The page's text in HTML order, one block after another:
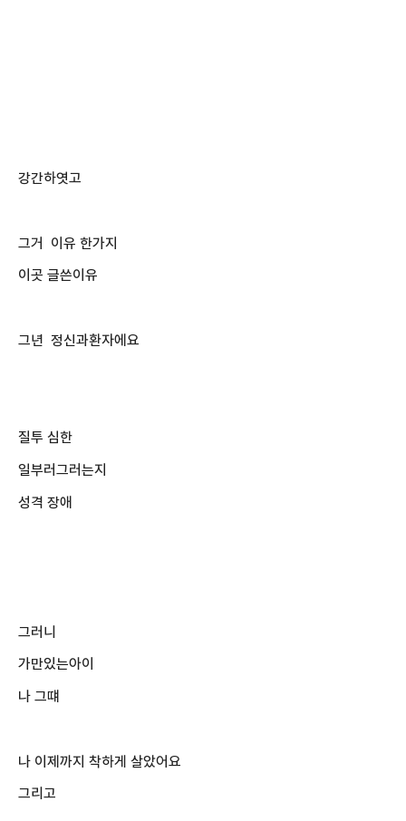
강간하엿고
그거 이유 한가지
이곳 글쓴이유
그년 정신과환자에요
질투 심한
일부러그러는지
성격 장애
그러니
가만있는아이
나 그떄
나 이제까지 착하게 살았어요
그리고